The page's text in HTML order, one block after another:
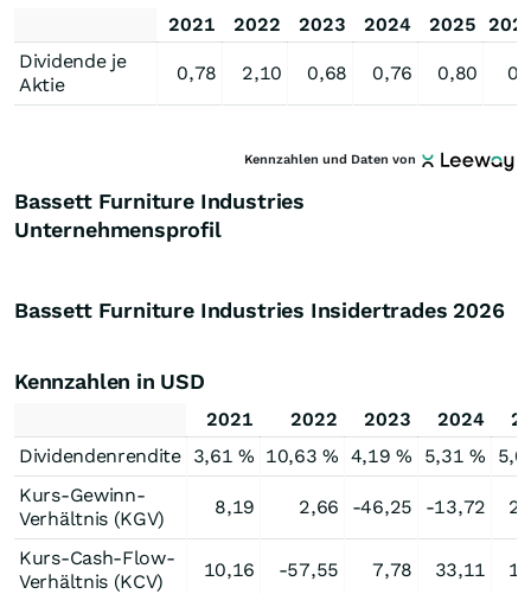
2021 2022 2023 2024 2025
Dividende je
Aktie
0,78 2,10 0,68 0,76 0,80
Kennzahlen und Daten von
Bassett Furniture Industries
Unternehmensprofil
Bassett Furniture Industries Insidertrades 2026
Kennzahlen in USD
2021 2022 2023 2024
Dividendenrendite 3,61 % 10,63 % 4,19 % 5,31 %
Kurs-Gewinn-
Verhältnis (KGV)
8,19 2,66 -46,25 -13,72
Kurs-Cash-Flow-
Verhältnis (KCV)
10,16 -57,55 7,78 33,11